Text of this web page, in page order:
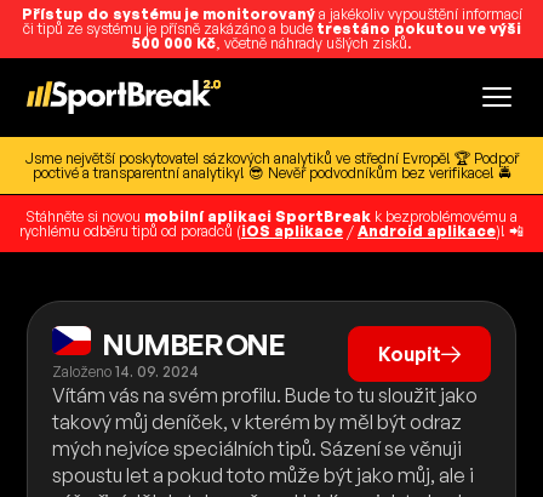
Přístup do systému je monitorovanýa jakékoliv vypouštění informací
či tipů ze systému je přísně zakázáno a bude trestáno pokutou ve výši
500 000 Kč, včetně náhrady ušlých zisků.
Jsme největší poskytovatel sázkových analytiků ve střední Evropě! 🏆 Podpoř
poctivé a transparentní analytiky! 😎 Nevěř podvodníkům bez verifikace! 🚔
Stáhněte si novou mobilní aplikaci SportBreak k bezproblémovému a
rychlému odběru tipů od poradců (iOS aplikace / Android aplikace)! 📲
NUMBER ONE
Založeno14. 09. 2024
Koupit
Vítám vás na svém profilu. Bude to tu sloužit jako
takový můj deníček, v kterém by měl být odraz
mých nejvíce speciálních tipů. Sázení se věnuji
spoustu let a pokud toto může být jako můj, ale i